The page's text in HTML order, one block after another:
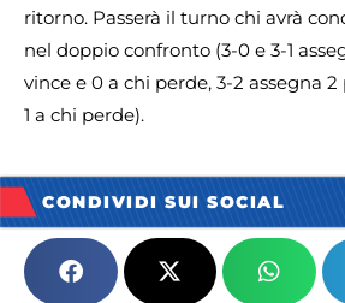
ritorno. Passerà il turno chi avrà
nel doppio confronto (3-0 e 3-1
vince e 0 a chi perde, 3-2 assegna
1 a chi perde).
CONDIVIDI SUI SOCIAL